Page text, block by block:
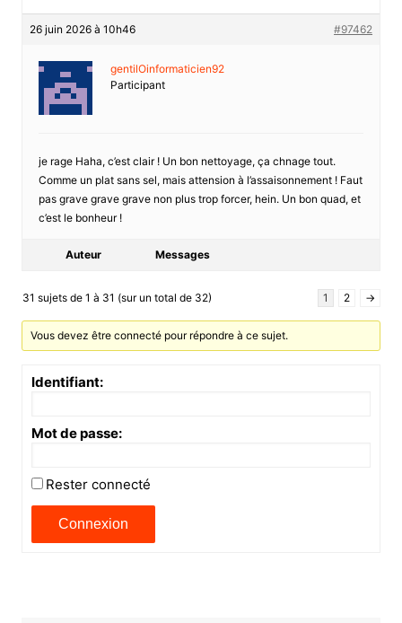
26 juin 2026 à 10h46 #97462
gentilOinformaticien92
Participant
je rage Haha, c’est clair ! Un bon nettoyage, ça chnage tout.
Comme un plat sans sel, mais attension à l’assaisonnement ! Faut
pas grave grave grave non plus trop forcer, hein. Un bon quad, et
c’est le bonheur !
Auteur Messages
31 sujets de 1 à 31 (sur un total de 32) 1 2 →
Vous devez être connecté pour répondre à ce sujet.
Identifiant:
Mot de passe:
Rester connecté
Connexion